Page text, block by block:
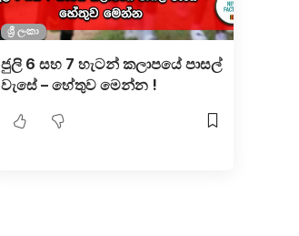
ශ්‍රී ලංකා
ජුලි 6 සහ 7 හැටන් කලාපයේ පාසල්
වැසේ – හේතුව මෙන්න !